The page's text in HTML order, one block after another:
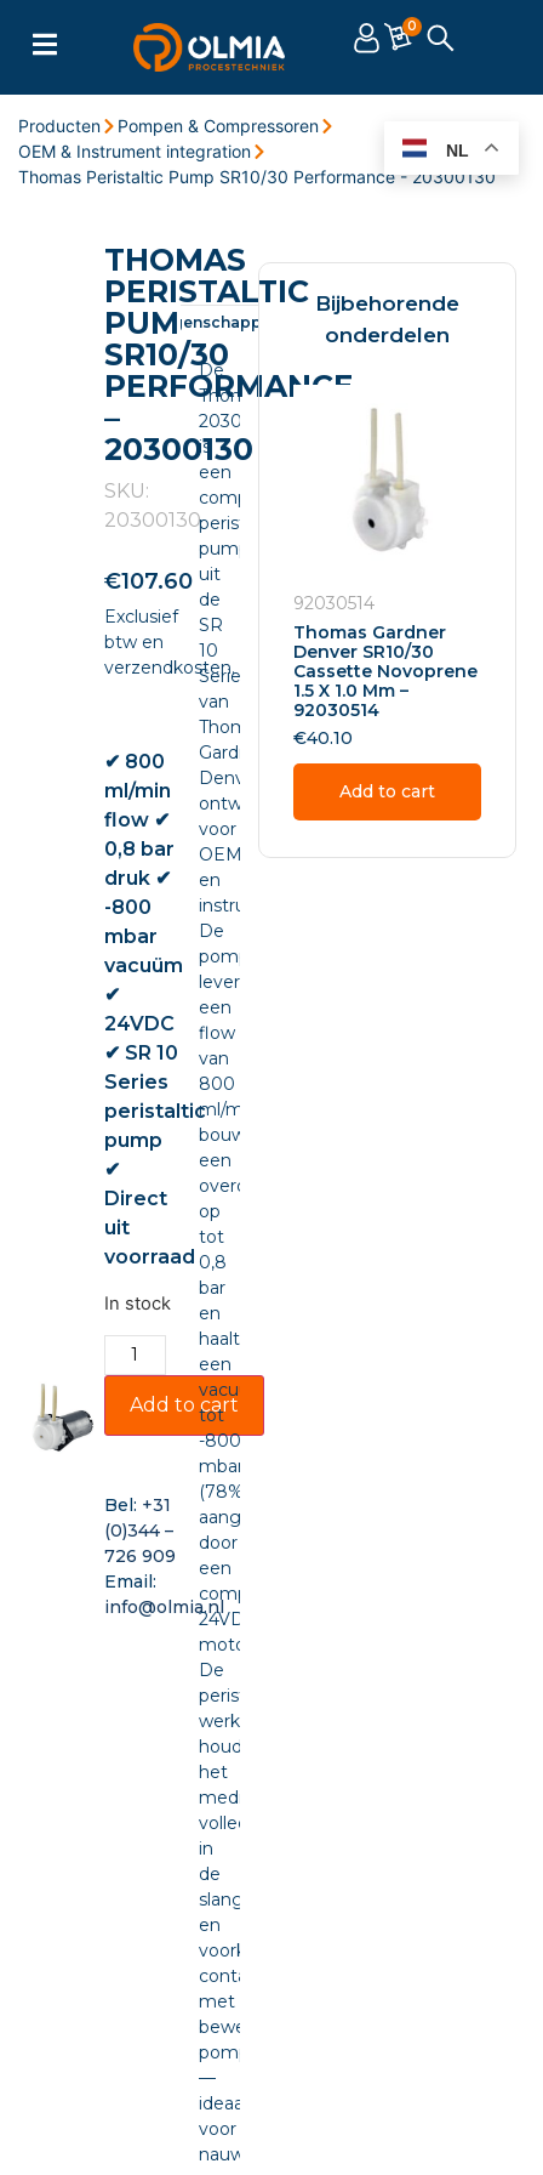
0
Producten
Pompen & Compressoren
OEM & Instrument integration
Thomas Peristaltic Pump SR10/30 Performance - 20300130
THOMAS
PERISTALTIC
PUMP
SR10/30
PERFORMANCE
–
20300130
SKU:
20300130
€107.60
Exclusief
btw en
verzendkosten.
✔ 800
ml/min
flow ✔
0,8 bar
druk ✔
-800
mbar
vacuüm
✔
24VDC
✔ SR 10
Series
peristaltic
pump
✔
Direct
uit
voorraad
In stock
Add to cart
Bel: +31
(0)344 –
726 909
Email:
info@olmia.nl
Omschrijving Eigenschappen
De
Thomas
20300130
is
een
compacte
peristaltic
pump
uit
de
SR
10
Series
van
Thomas
Gardner
Denver,
ontwikkeld
voor
OEM-
en
instrumentintegratie.
De
pomp
levert
een
flow
van
800
ml/min,
bouwt
een
overdruk
op
tot
0,8
bar
en
haalt
een
vacuüm
tot
-800
mbar
(78%),
aangedreven
door
een
compacte
24VDC-
motor.
De
peristaltische
werking
houdt
het
medium
volledig
in
de
slang
en
voorkomt
contact
met
bewegende
pompdelen
—
ideaal
voor
nauwkeurige
Bijbehorende
onderdelen
92030514
Thomas Gardner
Denver SR10/30
Cassette Novoprene
1.5 X 1.0 Mm –
92030514
€40.10
Add to cart
NL